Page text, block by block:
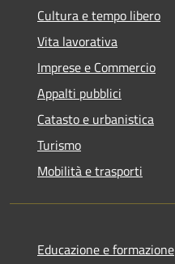
Cultura e tempo libero
Vita lavorativa
Imprese e Commercio
Appalti pubblici
Catasto e urbanistica
Turismo
Mobilità e trasporti
Educazione e formazione